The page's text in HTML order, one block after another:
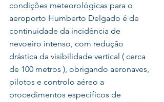
condições meteorológicas para o
aeroporto Humberto Delgado é de
continuidade da incidência de
nevoeiro intenso, com redução
drástica da visibilidade vertical ( cerca
de 100 metros ), obrigando aeronaves,
pilotos e controlo aéreo a
procedimentos específicos de